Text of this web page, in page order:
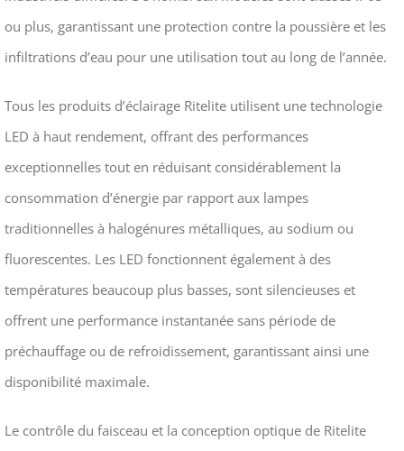
ou plus, garantissant une protection contre la poussière et les
infiltrations d’eau pour une utilisation tout au long de l’année.
Tous les produits d’éclairage Ritelite utilisent une technologie
LED à haut rendement, offrant des performances
exceptionnelles tout en réduisant considérablement la
consommation d’énergie par rapport aux lampes
traditionnelles à halogénures métalliques, au sodium ou
fluorescentes. Les LED fonctionnent également à des
températures beaucoup plus basses, sont silencieuses et
offrent une performance instantanée sans période de
préchauffage ou de refroidissement, garantissant ainsi une
disponibilité maximale.
Le contrôle du faisceau et la conception optique de Ritelite